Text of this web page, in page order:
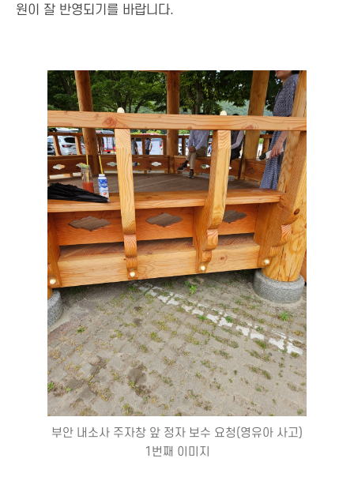
원이 잘 반영되기를 바랍니다.
부안 내소사 주자창 앞 정자 보수 요청(영유아 사고)
1번째 이미지